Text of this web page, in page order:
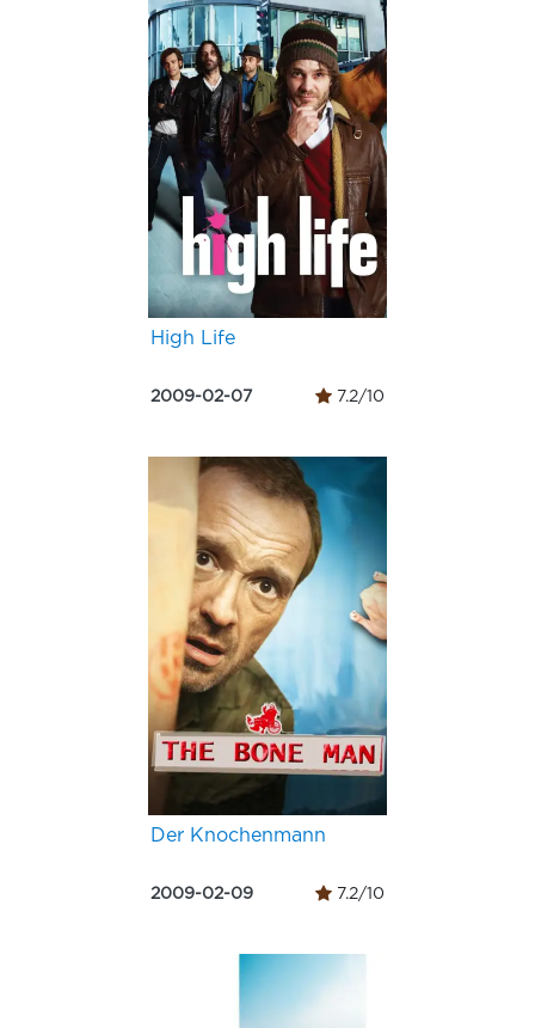
High Life
2009-02-07 7.2/10
Der Knochenmann
2009-02-09 7.2/10